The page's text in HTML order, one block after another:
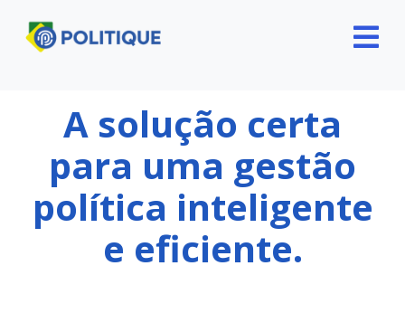
A solução certa
para uma gestão
política inteligente
e eficiente.